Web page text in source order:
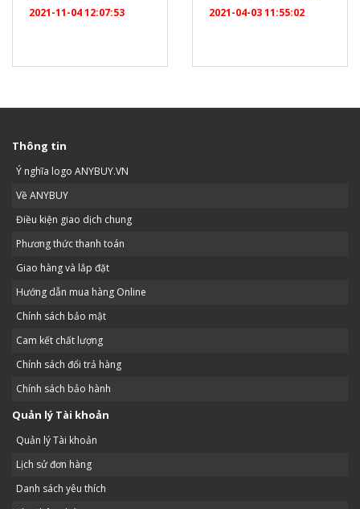
2021-11-04 12:07:53 2021-04-03 11:55:02
Thông tin
Ý nghĩa logo ANYBUY.VN
Về ANYBUY
Điều kiện giao dịch chung
Phương thức thanh toán
Giao hàng và lắp đặt
Hướng dẫn mua hàng Online
Chính sách bảo mật
Cam kết chất lượng
Chính sách đổi trả hàng
Chính sách bảo hành
Quản lý Tài khoản
Quản lý Tài khoản
Lịch sử đơn hàng
Danh sách yêu thích